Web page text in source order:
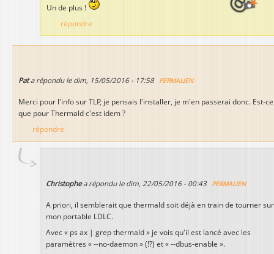
Un de plus !
répondre
Pata répondu le dim, 15/05/2016 - 17:58 PERMALIEN
Merci pour l'info sur TLP, je pensais l'installer, je m'en passerai donc. Est-ce
que pour Thermald c'est idem ?
répondre
Christophea répondu le dim, 22/05/2016 - 00:43 PERMALIEN
A priori, il semblerait que thermald soit déjà en train de tourner sur
mon portable LDLC.
Avec « ps ax | grep thermald » je vois qu'il est lancé avec les
paramètres « --no-daemon » (!?) et « --dbus-enable ».